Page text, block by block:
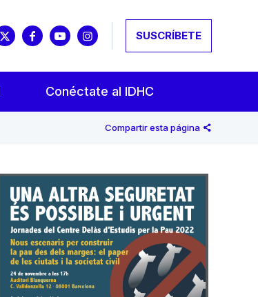
SUSCRÍBETE
Conéctate al IDHC
Compartir esta página